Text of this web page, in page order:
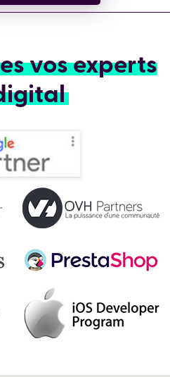
vos experts